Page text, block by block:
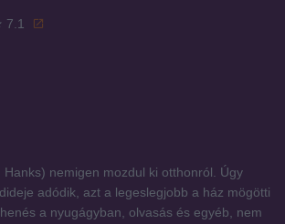
7.1
Hanks) nemigen mozdul ki otthonról. Úgy
adódik, azt a legeslegjobb a ház mögötti
a nyugágyban, olvasás és egyéb, nem